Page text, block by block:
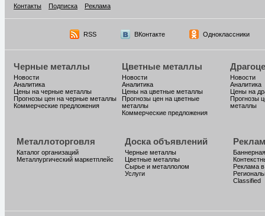
Контакты
Подписка Реклама
RSS ВКонтакте Одноклассники
Черные металлы
Новости
Аналитика
Цены на черные металлы
Прогнозы цен на черные металлы
Коммерческие предложения
Цветные металлы
Новости
Аналитика
Цены на цветные металлы
Прогнозы цен на цветные
металлы
Коммерческие предложения
Новости
Аналитика
Цены на
Прогнозы
металлы
Металлоторговля
Каталог организаций
Металлургический маркетплейс
Доска объявлений
Черные металлы
Цветные металлы
Сырье и металлолом
Услуги
Реклама
Classified